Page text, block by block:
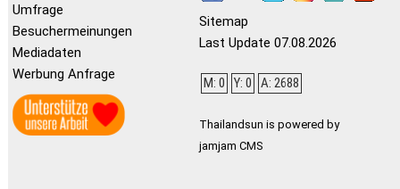
Umfrage
Besuchermeinungen
Mediadaten
Werbung Anfrage
Sitemap
Last Update 07.08.2026
M: 0 Y: 0 A: 2688
Thailandsun is powered by
jamjam CMS